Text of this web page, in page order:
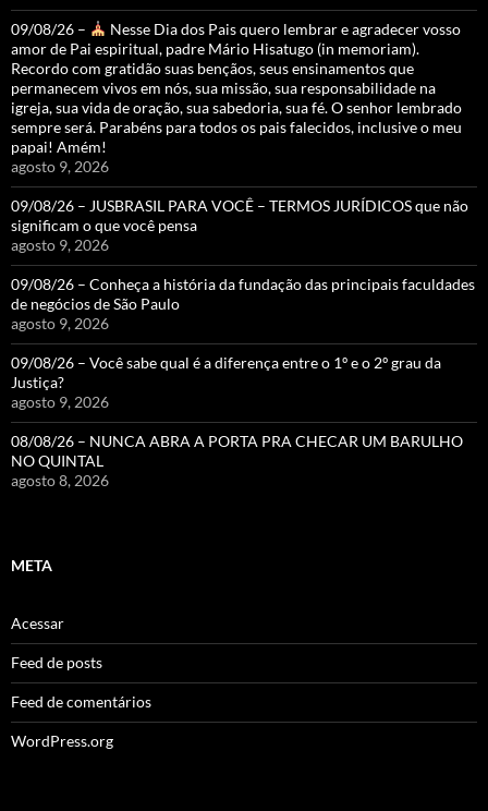
09/08/26 –
Nesse Dia dos Pais quero lembrar e agradecer vosso
amor de Pai espiritual, padre Mário Hisatugo (in memoriam).
Recordo com gratidão suas bençãos, seus ensinamentos que
permanecem vivos em nós, sua missão, sua responsabilidade na
igreja, sua vida de oração, sua sabedoria, sua fé. O senhor lembrado
sempre será. Parabéns para todos os pais falecidos, inclusive o meu
papai! Amém!
agosto 9, 2026
09/08/26 – JUSBRASIL PARA VOCÊ – TERMOS JURÍDICOS que não
significam o que você pensa
agosto 9, 2026
09/08/26 – Conheça a história da fundação das principais faculdades
de negócios de São Paulo
agosto 9, 2026
09/08/26 – Você sabe qual é a diferença entre o 1º e o 2º grau da
Justiça?
agosto 9, 2026
08/08/26 – NUNCA ABRA A PORTA PRA CHECAR UM BARULHO
NO QUINTAL
agosto 8, 2026
META
Acessar
Feed de posts
Feed de comentários
WordPress.org